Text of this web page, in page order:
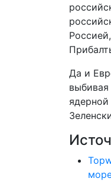
Да и